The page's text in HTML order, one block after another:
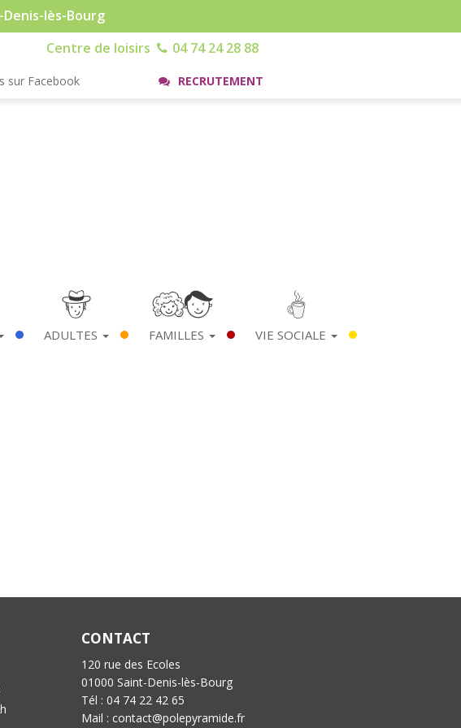
lès-Bourg
Centre de loisirs 04 74 24 28 88
sur Facebook RECRUTEMENT
ADULTES FAMILLES VIE SOCIALE
CONTACT
120 rue des Ecoles
01000 Saint-Denis-lès-Bourg
Tél : 04 74 22 42 65
Mail : contact@polepyramide.fr